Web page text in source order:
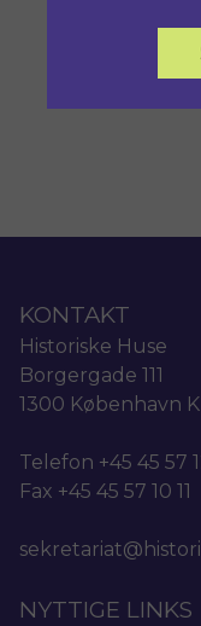
KONTAKT
Historiske Huse
Borgergade 111
1300 København K
Telefon +45 45 57
Fax +45 45 57 10 11
NYTTIGE LINKS